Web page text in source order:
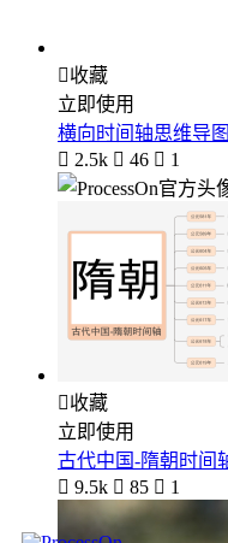
收藏
立即使用
横向时间轴思维导
 2.5k  46  1
收藏
立即使用
古代中国-隋朝时间
 9.5k  85  1